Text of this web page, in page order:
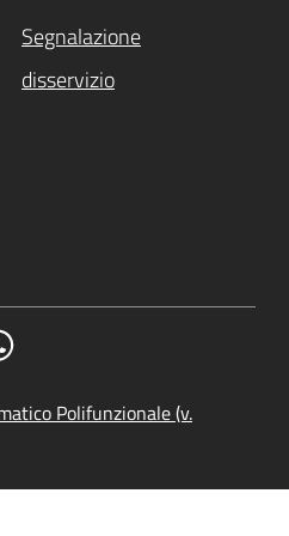
Segnalazione
disservizio
Polifunzionale (v.